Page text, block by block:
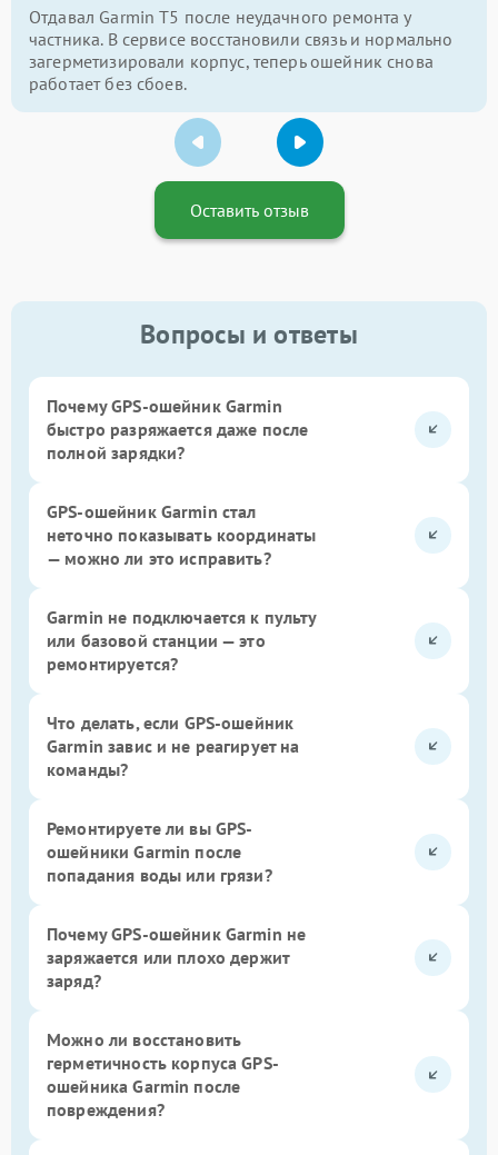
Отдавал Garmin T5 после неудачного ремонта у
частника. В сервисе восстановили связь и нормально
загерметизировали корпус, теперь ошейник снова
работает без сбоев.
Оставить отзыв
Вопросы и ответы
Почему GPS-ошейник Garmin
быстро разряжается даже после
полной зарядки?
GPS-ошейник Garmin стал
неточно показывать координаты
— можно ли это исправить?
Garmin не подключается к пульту
или базовой станции — это
ремонтируется?
Что делать, если GPS-ошейник
Garmin завис и не реагирует на
команды?
Ремонтируете ли вы GPS-
ошейники Garmin после
попадания воды или грязи?
Почему GPS-ошейник Garmin не
заряжается или плохо держит
заряд?
Можно ли восстановить
герметичность корпуса GPS-
ошейника Garmin после
повреждения?